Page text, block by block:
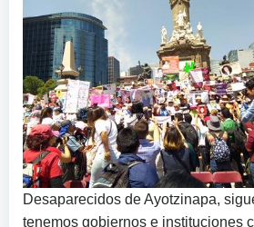
Desaparecidos de Ayotzinapa,
tenemos gobiernos e instituciones